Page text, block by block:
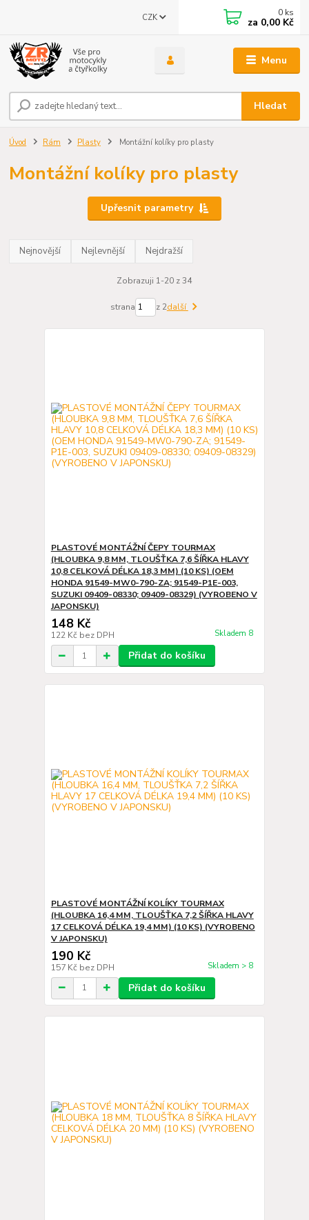
Menu
CZK
Hledat
0 ks
za 0,00 Kč
Úvod Rám Plasty Montážní kolíky pro plasty
Montážní kolíky pro plasty
Upřesnit parametry
Nejnovější Nejlevnější Nejdražší
Zobrazuji 1-20 z 34
strana z 2další
PLASTOVÉ MONTÁŽNÍ ČEPY TOURMAX
(HLOUBKA 9,8 MM, TLOUŠŤKA 7,6 ŠÍŘKA HLAVY
10,8 CELKOVÁ DÉLKA 18,3 MM) (10 KS) (OEM
HONDA 91549-MW0-790-ZA; 91549-P1E-003,
SUZUKI 09409-08330; 09409-08329) (VYROBENO V
JAPONSKU)
148 Kč
122 Kč bez DPH Skladem 8
Přidat do košíku
PLASTOVÉ MONTÁŽNÍ KOLÍKY TOURMAX
(HLOUBKA 16,4 MM, TLOUŠŤKA 7,2 ŠÍŘKA HLAVY
17 CELKOVÁ DÉLKA 19,4 MM) (10 KS) (VYROBENO
V JAPONSKU)
190 Kč
157 Kč bez DPH Skladem > 8
Přidat do košíku